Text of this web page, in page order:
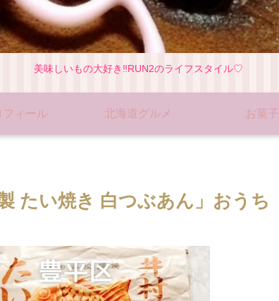
美味しいもの大好き‼RUN2のライフスタイル♡
フィール 北海道グルメ お菓子
たい焼き 白つぶあん」おうち